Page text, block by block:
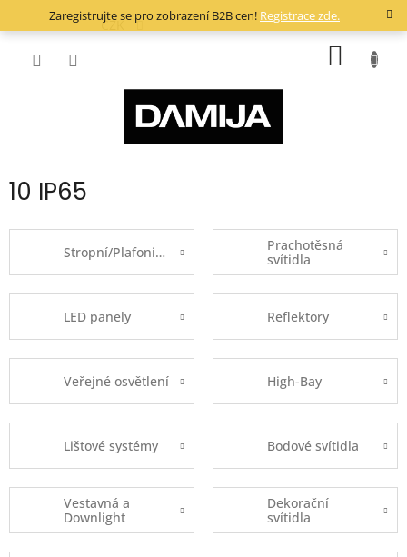
Zaregistrujte se pro zobrazení B2B cen! Registrace zde.
CZK
10 IP65
Stropní/Plafoniery
Prachotěsná
svítidla
LED panely Reflektory
Veřejné osvětlení High-Bay
Lištové systémy Bodové svítidla
Vestavná a
Downlight
Dekorační
svítidla